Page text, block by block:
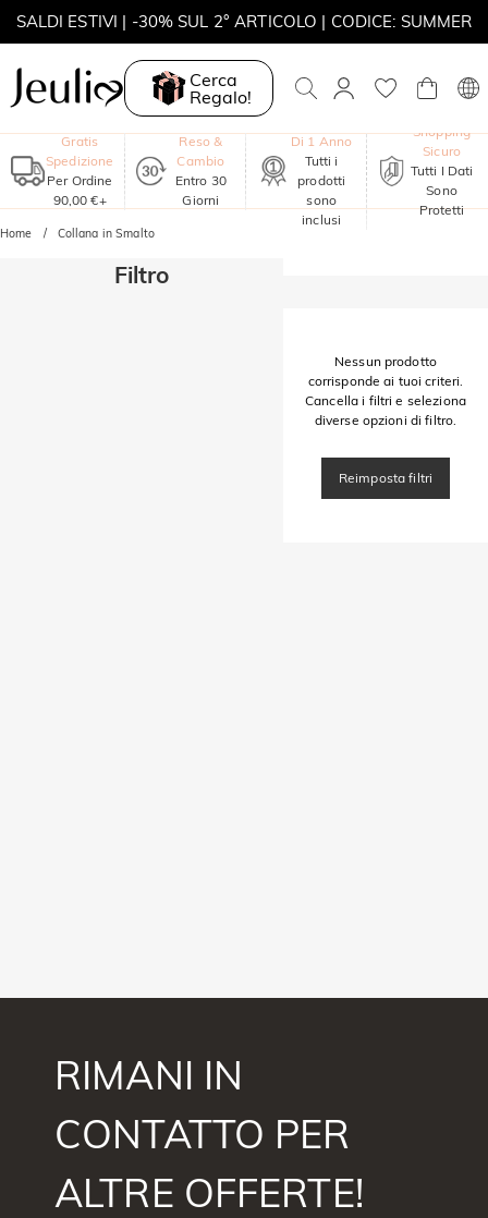
SALDI ESTIVI | -30% SUL 2° ARTICOLO | CODICE: SUMMER
MOVE MY WAY | ACQUISTA 3, COLLANA IN REGALO
Cerca
Regalo!
Gratis
Spedizione
Per Ordine
90,00 €+
Reso &
Cambio
Entro 30
Giorni
Di 1 Anno
Tutti i
prodotti
sono
inclusi
Shopping
Sicuro
Tutti I Dati
Sono
Protetti
Home Collana in Smalto
Filtro
Nessun prodotto
corrisponde ai tuoi criteri.
Cancella i filtri e seleziona
diverse opzioni di filtro.
Reimposta filtri
RIMANI IN
CONTATTO PER
ALTRE OFFERTE!